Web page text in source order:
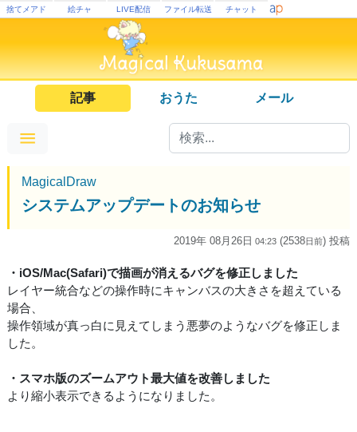
捨てメアド 絵チャ LIVE配信 ファイル転送 チャット
記事 おうた メール
MagicalDraw
システムアップデートのお知らせ
2019年 08月26日 04:23 (2538日前) 投稿
・iOS/Mac(Safari)で描画が消えるバグを修正しました
レイヤー統合などの操作時にキャンバスの大きさを超えている
場合、
操作領域が真っ白に見えてしまう悪夢のようなバグを修正しま
した。
・スマホ版のズームアウト最大値を改善しました
より縮小表示できるようになりました。